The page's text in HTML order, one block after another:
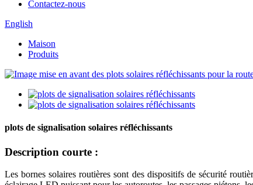
Contactez-nous
English
Maison
Produits
plots de signalisation solaires réfléchissants
Description courte :
Les bornes solaires routières sont des dispositifs de sécurité